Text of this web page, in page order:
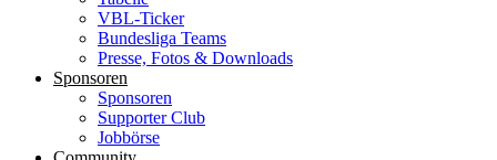
VBL-Ticker
Bundesliga Teams
Presse, Fotos & Downloads
Sponsoren
Sponsoren
Supporter Club
Jobbörse